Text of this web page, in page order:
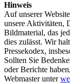
Hinweis
Auf unserer
unsere Aktivitäten,
Bildmaterial, das
dies zulässt. Wir
Pressekodex,
Sollten Sie
oder Berichte
Webmaster unter